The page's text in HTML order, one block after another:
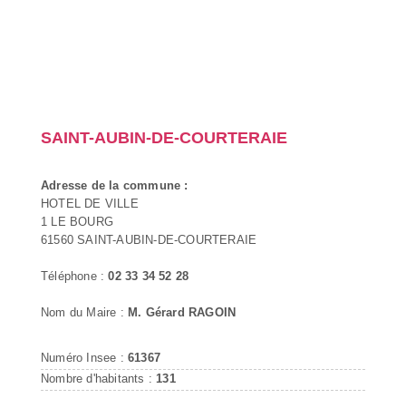
SAINT-AUBIN-DE-COURTERAIE
Adresse de la commune :
HOTEL DE VILLE
1 LE BOURG
61560 SAINT-AUBIN-DE-COURTERAIE
Téléphone :02 33 34 52 28
Nom du Maire : M. Gérard RAGOIN
Numéro Insee : 61367
Nombre d'habitants : 131